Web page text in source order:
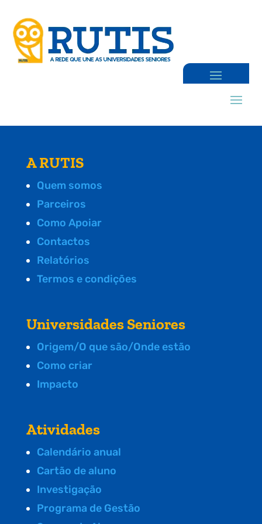
A RUTIS
Quem somos
Parceiros
Como Apoiar
Contactos
Relatórios
Termos e condições
Universidades Seniores
Origem/O que são/Onde estão
Como criar
Impacto
Atividades
Calendário anual
Cartão de aluno
Investigação
Programa de Gestão